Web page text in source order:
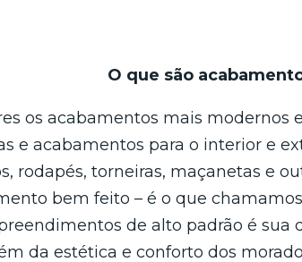
O que são
os acabamentos mais modernos
e acabamentos para o interior e
rodapés, torneiras, maçanetas e
bem feito – é o que
de alto padrão é sua
da estética e conforto dos